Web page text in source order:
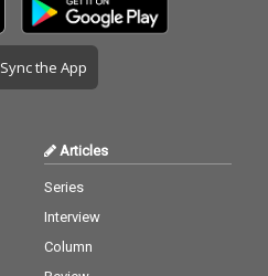
Sync the App
Articles
Series
Interview
Column